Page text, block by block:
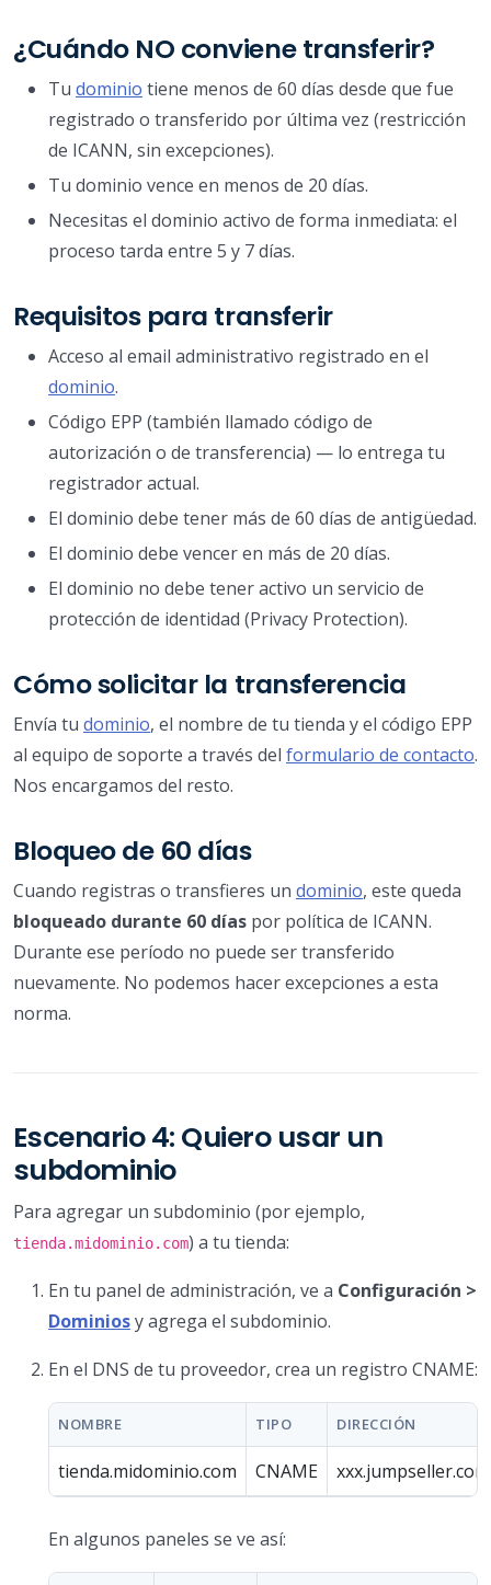
¿Cuándo NO conviene transferir?
Tu dominio tiene menos de 60 días desde que fue
registrado o transferido por última vez (restricción
de ICANN, sin excepciones).
Tu dominio vence en menos de 20 días.
Necesitas el dominio activo de forma inmediata: el
proceso tarda entre 5 y 7 días.
Requisitos para transferir
Acceso al email administrativo registrado en el
dominio.
Código EPP (también llamado código de
autorización o de transferencia) — lo entrega tu
registrador actual.
El dominio debe tener más de 60 días de antigüedad.
El dominio debe vencer en más de 20 días.
El dominio no debe tener activo un servicio de
protección de identidad (Privacy Protection).
Cómo solicitar la transferencia
Envía tu dominio, el nombre de tu tienda y el código EPP
al equipo de soporte a través del formulario de contacto.
Nos encargamos del resto.
Bloqueo de 60 días
Cuando registras o transfieres un dominio, este queda
bloqueado durante 60 días por política de ICANN.
Durante ese período no puede ser transferido
nuevamente. No podemos hacer excepciones a esta
norma.
Escenario 4: Quiero usar un
subdominio
Para agregar un subdominio (por ejemplo,
tienda.midominio.com) a tu tienda:
En tu panel de administración, ve a Configuración >
Dominiosy agrega el subdominio.
En el DNS de tu proveedor, crea un registro CNAME:
NOMBRE TIPO DIRECCIÓN
tienda.midominio.com CNAME xxx.jumpseller.com
En algunos paneles se ve así: